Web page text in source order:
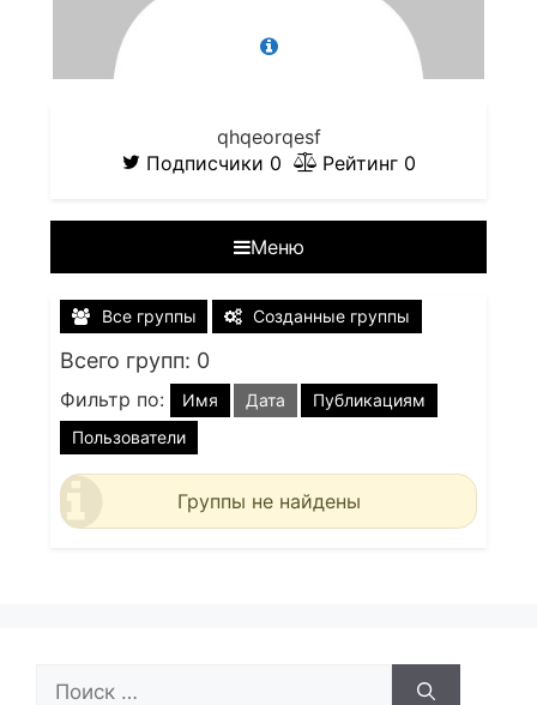
qhqeorqesf
Подписчики 0 Рейтинг 0
Меню
Все группы Созданные группы
Всего групп: 0
Фильтр по: Имя Дата
Публикациям
Пользователи
Группы не найдены